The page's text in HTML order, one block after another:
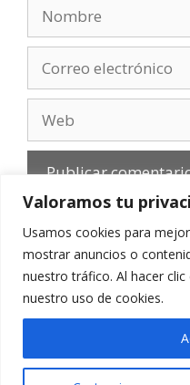
Valoramos tu
Usamos cookies para
mostrar anuncios o
nuestro tráfico. Al hacer
nuestro uso de cookies.
electrónico
Aviso Legal-Política